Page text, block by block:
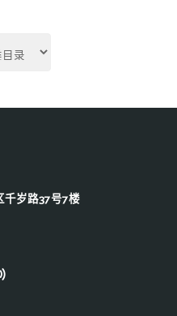
千岁路37号7楼